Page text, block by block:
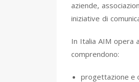
aziende,
iniziative di
In Italia AIM opera
comprendono:
progettazione e